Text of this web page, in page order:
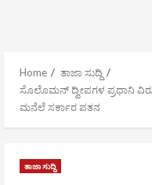
Home
ತಾಜಾ ಸುದ್ದಿ
ಸೊಲೊಮನ್ ದ್ವೀಪಗಳ ಪ್ರಧಾನಿ
ಮನೆಲೆ ಸರ್ಕಾರ ಪತನ
ತಾಜಾ ಸುದ್ದಿ